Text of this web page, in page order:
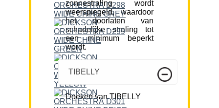
zonnestraling wordt
weerspiegeld, waardoor
het doorlaten van
schadelijke straling tot
een minimum beperkt
wordt.
TIBELLY
Doeken van TIBELLY